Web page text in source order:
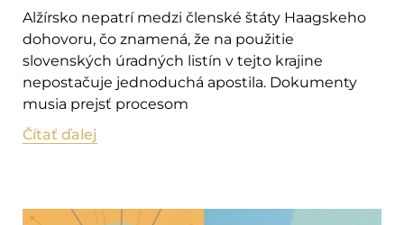
Alžírsko nepatrí medzi členské štáty Haagskeho
dohovoru, čo znamená, že na použitie
slovenských úradných listín v tejto krajine
nepostačuje jednoduchá apostila. Dokumenty
musia prejsť procesom
Čítať ďalej